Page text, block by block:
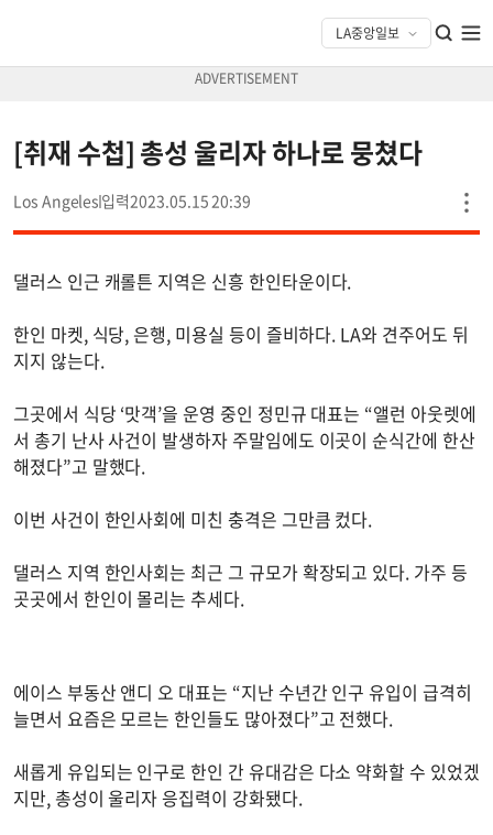
[취재 수첩] 총성 울리자 하나로 뭉쳤다
Los Angeles 2023.05.15 20:39
댈러스 인근 캐롤튼 지역은 신흥 한인타운이다.
한인 마켓, 식당, 은행, 미용실 등이 즐비하다. LA와 견주어도 뒤
지지 않는다.
그곳에서 식당 ‘맛객’을 운영 중인 정민규 대표는 “앨런 아웃렛에
서 총기 난사 사건이 발생하자 주말임에도 이곳이 순식간에 한산
해졌다”고 말했다.
이번 사건이 한인사회에 미친 충격은 그만큼 컸다.
댈러스 지역 한인사회는 최근 그 규모가 확장되고 있다. 가주 등
곳곳에서 한인이 몰리는 추세다.
에이스 부동산 앤디 오 대표는 “지난 수년간 인구 유입이 급격히
늘면서 요즘은 모르는 한인들도 많아졌다”고 전했다.
새롭게 유입되는 인구로 한인 간 유대감은 다소 약화할 수 있었겠
지만, 총성이 울리자 응집력이 강화됐다.